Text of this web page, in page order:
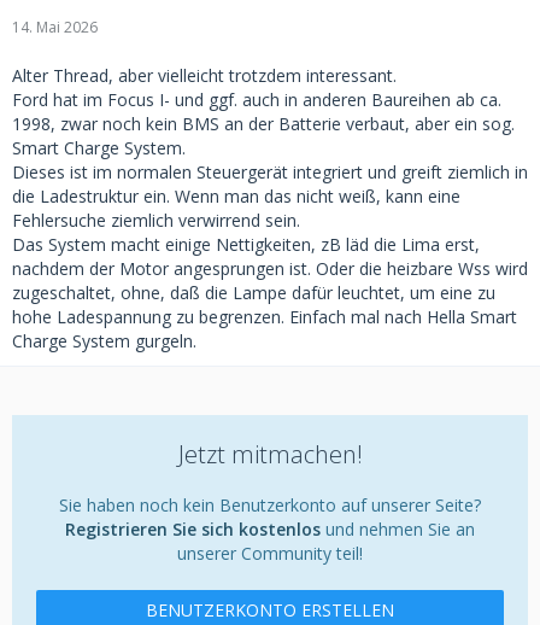
14. Mai 2026
Alter Thread, aber vielleicht trotzdem interessant.
Ford hat im Focus I- und ggf. auch in anderen Baureihen ab ca.
1998, zwar noch kein BMS an der Batterie verbaut, aber ein sog.
Smart Charge System.
Dieses ist im normalen Steuergerät integriert und greift ziemlich in
die Ladestruktur ein. Wenn man das nicht weiß, kann eine
Fehlersuche ziemlich verwirrend sein.
Das System macht einige Nettigkeiten, zB läd die Lima erst,
nachdem der Motor angesprungen ist. Oder die heizbare Wss wird
zugeschaltet, ohne, daß die Lampe dafür leuchtet, um eine zu
hohe Ladespannung zu begrenzen. Einfach mal nach Hella Smart
Charge System gurgeln.
Jetzt mitmachen!
Sie haben noch kein Benutzerkonto auf unserer Seite?
Registrieren Sie sich kostenlos und nehmen Sie an
unserer Community teil!
BENUTZERKONTO ERSTELLEN